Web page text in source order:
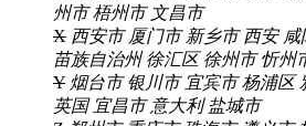
州市 梧州市 文昌市
X 西安市 厦门市 新乡市 西安 咸
苗族自治州 徐汇区 徐州市 忻州
Y 烟台市 银川市 宜宾市 杨浦区
英国 宜昌市 意大利 盐城市